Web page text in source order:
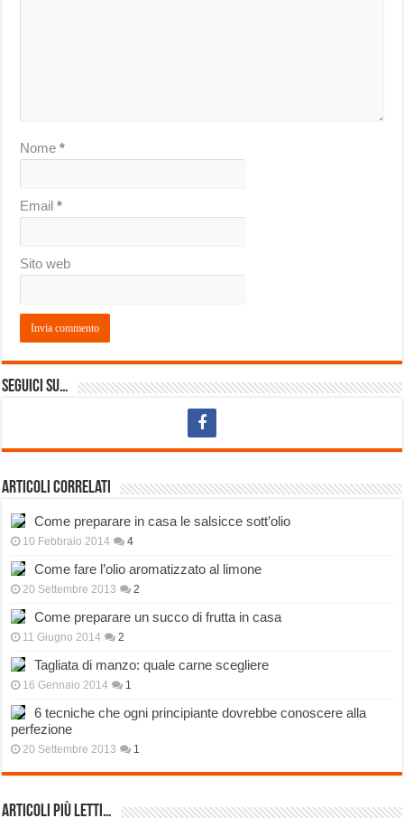
Nome*
Email*
Sito web
Seguici su…
Articoli correlati
Come preparare in casa le salsicce sott’olio
10 Febbraio 2014 4
Come fare l’olio aromatizzato al limone
20 Settembre 2013 2
Come preparare un succo di frutta in casa
11 Giugno 2014 2
Tagliata di manzo: quale carne scegliere
16 Gennaio 2014 1
6 tecniche che ogni principiante dovrebbe conoscere alla
perfezione
20 Settembre 2013 1
Articoli più Letti…